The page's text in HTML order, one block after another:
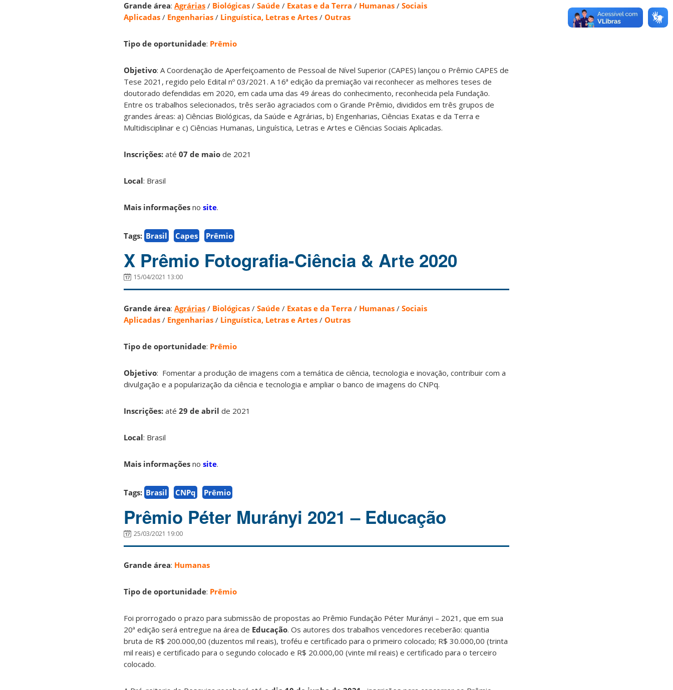
Grande área: Agrárias / Biológicas / Saúde / Exatas e da Terra / Humanas / Sociais
Aplicadas / Engenharias / Linguística, Letras e Artes / Outras
Tipo de oportunidade: Prêmio
Objetivo: A Coordenação de Aperfeiçoamento de Pessoal de Nível Superior (CAPES) lançou o Prêmio CAPES de
Tese 2021, regido pelo Edital nº 03/2021. A 16ª edição da premiação vai reconhecer as melhores teses de
doutorado defendidas em 2020, em cada uma das 49 áreas do conhecimento, reconhecida pela Fundação.
Entre os trabalhos selecionados, três serão agraciados com o Grande Prêmio, divididos em três grupos de
grandes áreas: a) Ciências Biológicas, da Saúde e Agrárias, b) Engenharias, Ciências Exatas e da Terra e
Multidisciplinar e c) Ciências Humanas, Linguística, Letras e Artes e Ciências Sociais Aplicadas.
Inscrições: até 07 de maio de 2021
Local: Brasil
Mais informações no site.
Tags: Brasil Capes Prêmio
X Prêmio Fotografia-Ciência & Arte 2020
15/04/2021 13:00
Grande área: Agrárias / Biológicas / Saúde / Exatas e da Terra / Humanas / Sociais
Aplicadas / Engenharias / Linguística, Letras e Artes / Outras
Tipo de oportunidade: Prêmio
Objetivo: Fomentar a produção de imagens com a temática de ciência, tecnologia e inovação, contribuir com a
divulgação e a popularização da ciência e tecnologia e ampliar o banco de imagens do CNPq.
Inscrições: até 29 de abril de 2021
Local: Brasil
Mais informações no site.
Tags: Brasil CNPq Prêmio
Prêmio Péter Murányi 2021 – Educação
25/03/2021 19:00
Grande área: Humanas
Tipo de oportunidade: Prêmio
Foi prorrogado o prazo para submissão de propostas ao Prêmio Fundação Péter Murányi – 2021, que em sua
20ª edição será entregue na área de Educação. Os autores dos trabalhos vencedores receberão: quantia
bruta de R$ 200.000,00 (duzentos mil reais), troféu e certificado para o primeiro colocado; R$ 30.000,00 (trinta
mil reais) e certificado para o segundo colocado e R$ 20.000,00 (vinte mil reais) e certificado para o terceiro
colocado.